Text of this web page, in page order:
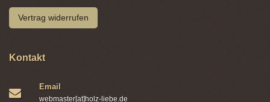
Vertrag widerrufen
Kontakt
Email
webmaster[at]holz-liebe.de